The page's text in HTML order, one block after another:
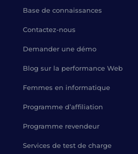
Base de connaissances
Contactez-nous
Demander une démo
Blog sur la performance Web
Femmes en informatique
Programme d’affiliation
Programme revendeur
Services de test de charge